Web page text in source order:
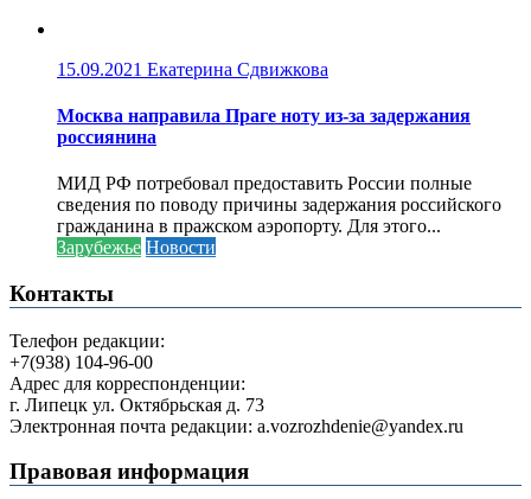
15.09.2021 Екатерина Сдвижкова
Москва направила Праге ноту из-за задержания
россиянина
МИД РФ потребовал предоставить России полные
сведения по поводу причины задержания российского
гражданина в пражском аэропорту. Для этого...
Зарубежье Новости
Контакты
Телефон редакции:
+7(938) 104-96-00
Адрес для корреспонденции:
г. Липецк ул. Октябрьская д. 73
Электронная почта редакции: a.vozrozhdenie@yandex.ru
Правовая информация